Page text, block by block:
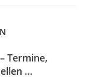
Termine,
…